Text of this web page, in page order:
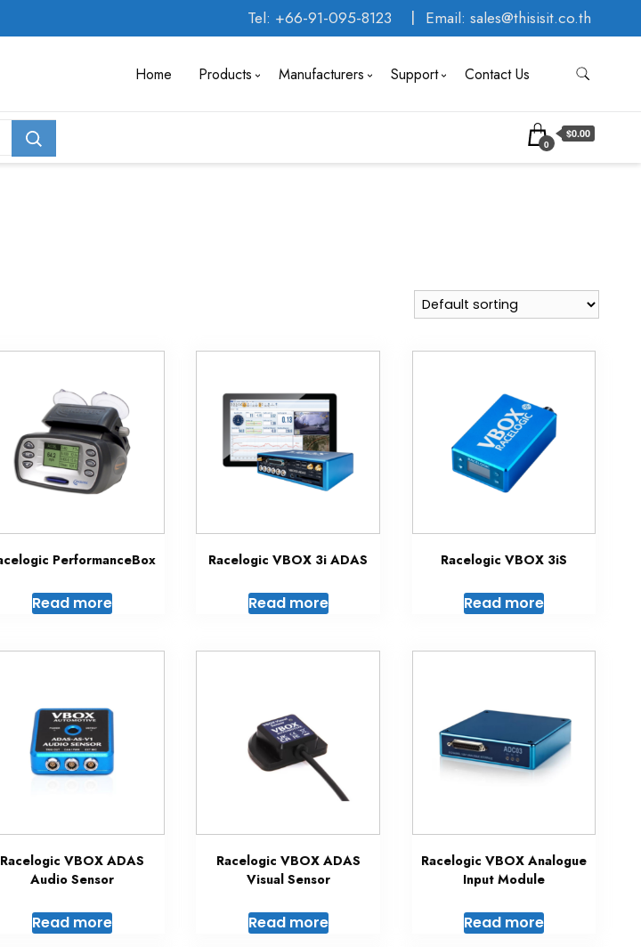
Tel: +66-91-095-8123 Email: sales@thisisit.co.th
Home Products Manufacturers Support Contact Us
0
$0.00
PerformanceBox
Read more
Racelogic VBOX 3i ADAS
Read more
Racelogic VBOX 3iS
Read more
Racelogic VBOX ADAS
Audio Sensor
Read more
Racelogic VBOX ADAS
Visual Sensor
Read more
Racelogic VBOX Analogue
Input Module
Read more